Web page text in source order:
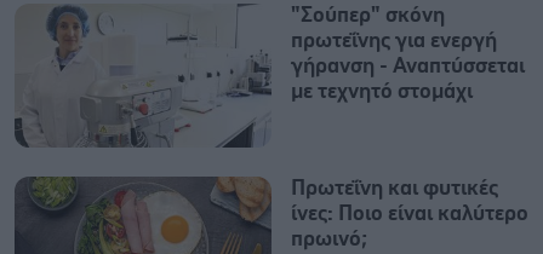
"Σούπερ" σκόνη
πρωτεΐνης για ενεργή
γήρανση - Αναπτύσσεται
με τεχνητό στομάχι
Πρωτεΐνη και φυτικές
ίνες: Ποιο είναι καλύτερο
πρωινό;